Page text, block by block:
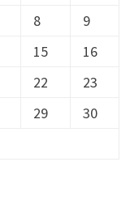
8
9
15
16
22
23
29
30